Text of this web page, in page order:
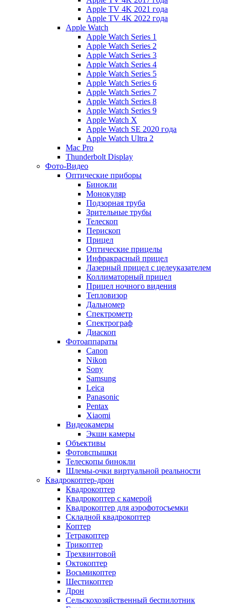
Apple TV 4K 2021 года
Apple TV 4K 2022 года
Apple Watch
Apple Watch Series 1
Apple Watch Series 2
Apple Watch Series 3
Apple Watch Series 4
Apple Watch Series 5
Apple Watch Series 6
Apple Watch Series 7
Apple Watch Series 8
Apple Watch Series 9
Apple Watch X
Apple Watch SE 2020 года
Apple Watch Ultra 2
Mac Pro
Thunderbolt Display
Фото-Видео
Оптические приборы
Бинокли
Монокуляр
Подзорная труба
Зрительные трубы
Телескоп
Перископ
Прицел
Оптические прицелы
Инфракрасный прицел
Лазерный прицел с целеуказателем
Коллиматорный прицел
Прицел ночного видения
Тепловизор
Дальномер
Спектрометр
Спектрограф
Диаскоп
Фотоаппараты
Canon
Nikon
Sony
Samsung
Leica
Panasonic
Pentax
Xiaomi
Видеокамеры
Экшн камеры
Объективы
Фотовспышки
Телескопы бинокли
Шлемы-очки виртуальной реальности
Квадрокоптер-дрон
Квадрокоптер
Квадрокоптер с камерой
Квадрокоптер для аэрофотосъемки
Складной квадрокоптер
Коптер
Тетракоптер
Трикоптер
Трехвинтовой
Октокоптер
Восьмикоптер
Шестикоптер
Дрон
Сельскохозяйственный беспилотник